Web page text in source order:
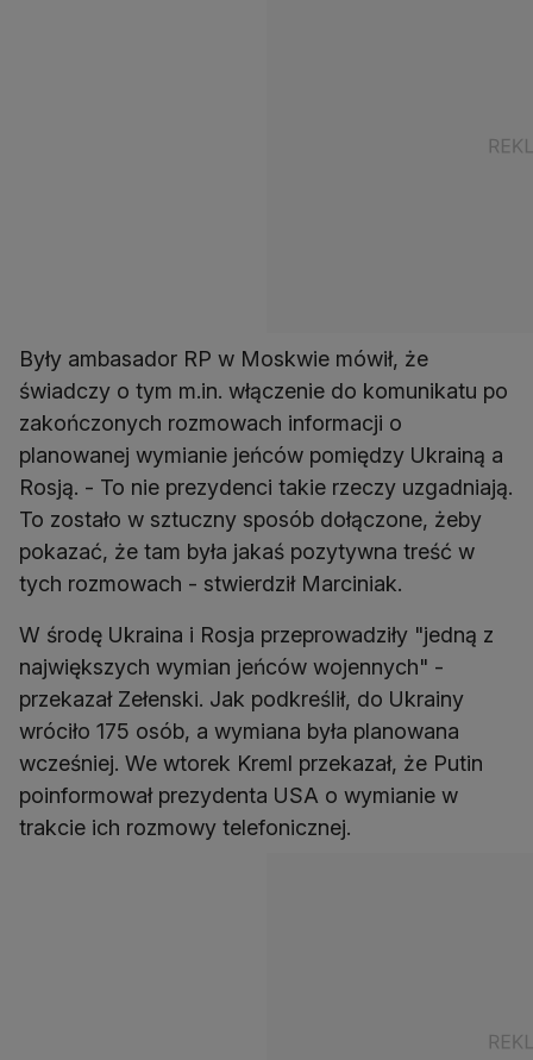
Były ambasador RP w Moskwie mówił, że
świadczy o tym m.in. włączenie do komunikatu po
zakończonych rozmowach informacji o
planowanej wymianie jeńców pomiędzy Ukrainą a
Rosją. - To nie prezydenci takie rzeczy uzgadniają.
To zostało w sztuczny sposób dołączone, żeby
pokazać, że tam była jakaś pozytywna treść w
tych rozmowach - stwierdził Marciniak.
W środę Ukraina i Rosja przeprowadziły "jedną z
największych wymian jeńców wojennych" -
przekazał Zełenski. Jak podkreślił, do Ukrainy
wróciło 175 osób, a wymiana była planowana
wcześniej. We wtorek Kreml przekazał, że Putin
poinformował prezydenta USA o wymianie w
trakcie ich rozmowy telefonicznej.